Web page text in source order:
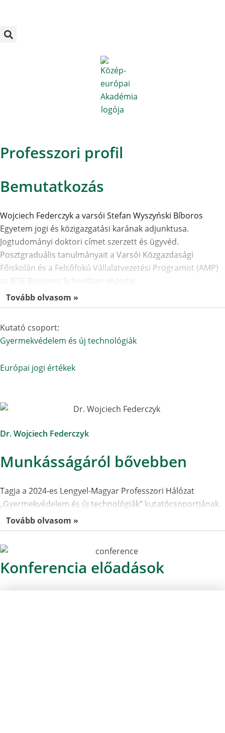
content
Professzori profil
Bemutatkozás
Wojciech Federczyk a varsói Stefan Wyszyński Bíboros
Egyetem jogi és közigazgatási karának adjunktusa.
Jogtudományi doktori címet szerzett és ügyvéd.
Posztgraduális tanulmányait a Varsói Közgazdasági
Főiskolán és a Felsőfokú Vállalatvezetési Programot (AMP)
az IESE Business Schoolban végezte.
Tovább olvasom »
Kutató csoport:
Gyermekvédelem és új technológiák
Európai jogi értékek
Dr. Wojciech Federczyk
Munkásságáról bővebben
Tagja a 2024-es Lengyel-Magyar Professzori Hálózat
„Gyermekvédelem és új technológiák” kutatócsoportjának.
Tovább olvasom »
Konferencia előadások